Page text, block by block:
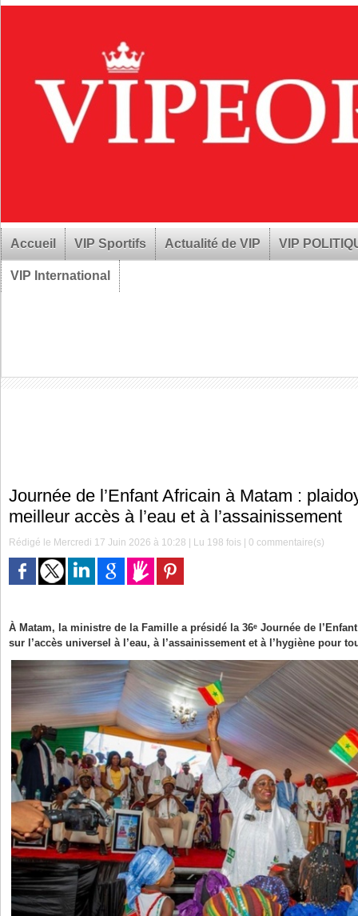
Accueil VIP Sportifs Actualité de VIP VIP
VIP International
Journée de l’Enfant Africain à Matam :
meilleur accès à l’eau et à l’assainissement
Rédigé le Mercredi 17 Juin 2026 à 10:28 | Lu 198 fois |0 commentaire(s)
À Matam, la ministre de la Famille a présidé la 36ᵉ Journée de
sur l’accès universel à l’eau, à l’assainissement et à l’hygiène pour